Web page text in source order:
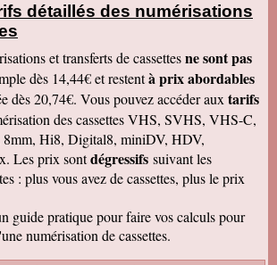
aillent très bien.
N
ce jour, satisfait du bon travail réalisé
Merci encore, Cordialement
les CD et les K7 en retour, merci
traitement. Très bons résultats
reçu le colis samedi après
le travail est superbe
reçu votre envoi Les premières
montrent un beau travail, et
de nombreux souvenirs Merci Je
détaillés des numérisations
et transferts de cassettesne sont pas
dès 14,44€ et restentà prix abordables
dès 20,74€. Vous pouvez accéder aux tarifs
des cassettes VHS, SVHS, VHS-C,
Hi8, Digital8, miniDV, HDV,
Les prix sontdégressifs suivant les
: plus vous avez de cassettes, plus le prix
guide pratique pour faire vos calculs pour
numérisation de cassettes.